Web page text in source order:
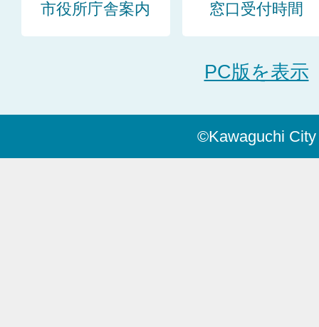
市役所庁舎案内 窓口受付時間
PC版を表示
©Kawaguchi City